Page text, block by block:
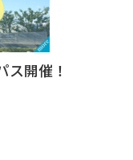
員資格認定試験
ス開催！